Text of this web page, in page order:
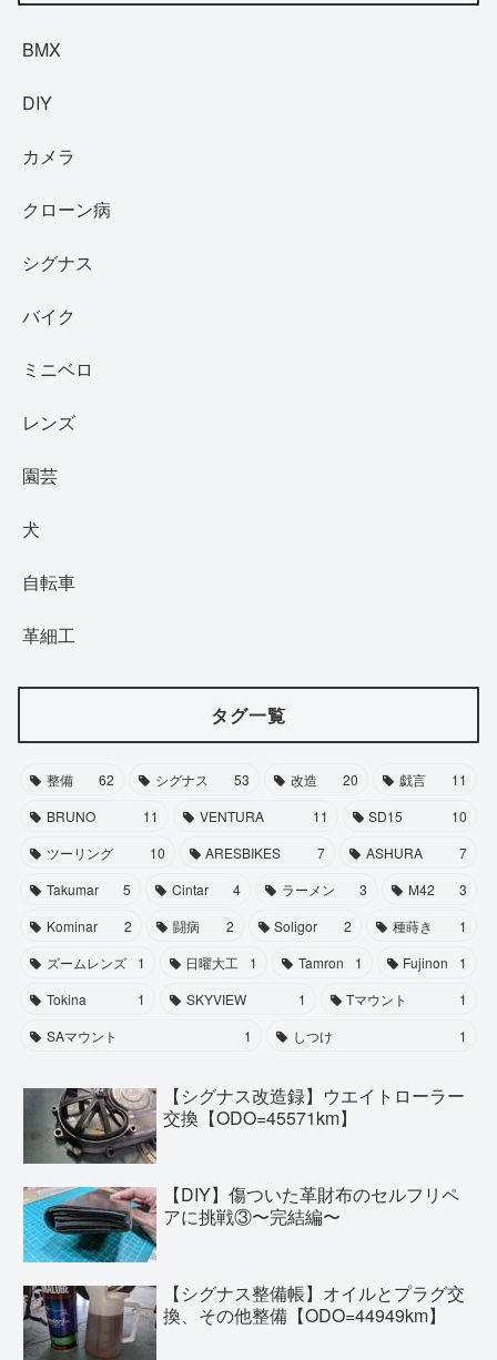
BMX
DIY
カメラ
クローン病
シグナス
バイク
ミニベロ
レンズ
園芸
犬
自転車
革細工
タグ一覧
整備 62 シグナス 53 改造 20 戯言
11
BRUNO
11 VENTURA 11 SD15
10
ツーリング
10 ARESBIKES 7 ASHURA
7
Takumar
5 Cintar 4 ラーメン 3 M42
3
Kominar
2 闘病 2 Soligor 2 種蒔き
1
ズームレンズ
1 日曜大工 1 Tamron 1 Fujinon
1
Tokina
1 SKYVIEW 1 Tマウント
1
SAマウント
1 しつけ 1
【シグナス改造録】ウエイトローラー
交換【ODO=45571km】
【DIY】傷ついた革財布のセルフリペ
アに挑戦③〜完結編〜
【シグナス整備帳】オイルとプラグ交
換、その他整備【ODO=44949km】